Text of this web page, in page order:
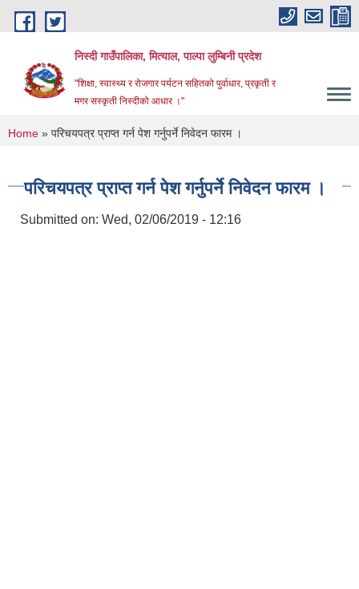
Skip to main content
निस्दी गाउँपालिका, मित्याल, पाल्पा लुम्बिनी प्रदेश
"शिक्षा, स्वास्थ्य र रोजगार पर्यटन सहितको पुर्वाधार, प्रकृती र
मगर सस्कृती निस्दीको आधार ।"
You are here
Home » परिचयपत्र प्राप्त गर्न पेश गर्नुपर्ने निवेदन फारम ।
परिचयपत्र प्राप्त गर्न पेश गर्नुपर्ने निवेदन फारम ।
Submitted on: Wed, 02/06/2019 - 12:16